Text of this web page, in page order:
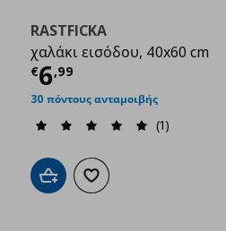
€ 6,99
RASTFICKA
χαλάκι εισόδου, 40x60 cm
€6,99
Τρέχουσα τιμή
30 πόντους ανταμοιβής
(1)
Προσθήκη στο καλάθι
Προσθήκη στα αγαπημένα